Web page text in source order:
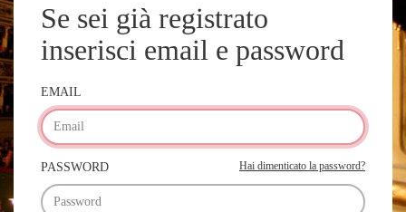
Se sei già registrato
inserisci email e password
EMAIL
PASSWORD Hai dimenticato la password?